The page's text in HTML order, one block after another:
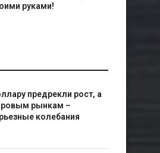
руками!
предрекли рост, а
рынкам –
колебания